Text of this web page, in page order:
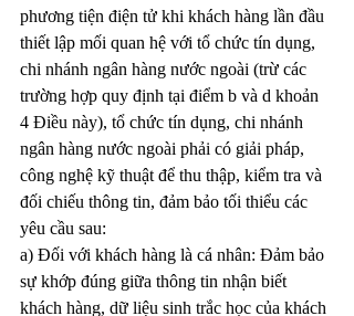
phương tiện điện tử khi khách hàng lần đầu
thiết lập mối quan hệ với tổ chức tín dụng,
chi nhánh ngân hàng nước ngoài (trừ các
trường hợp quy định tại điểm b và d khoản
4 Điều này), tổ chức tín dụng, chi nhánh
ngân hàng nước ngoài phải có giải pháp,
công nghệ kỹ thuật để thu thập, kiểm tra và
đối chiếu thông tin, đảm bảo tối thiểu các
yêu cầu sau:
a) Đối với khách hàng là cá nhân: Đảm bảo
sự khớp đúng giữa thông tin nhận biết
khách hàng, dữ liệu sinh trắc học của khách